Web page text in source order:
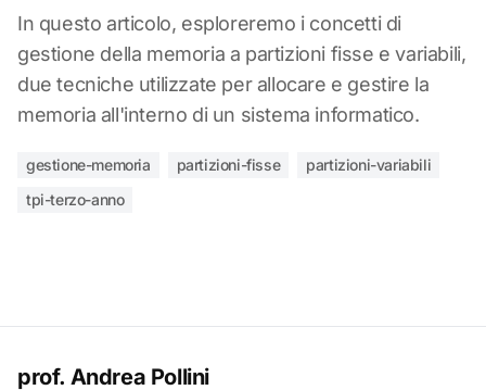
In questo articolo, esploreremo i concetti di
gestione della memoria a partizioni fisse e variabili,
due tecniche utilizzate per allocare e gestire la
memoria all'interno di un sistema informatico.
gestione-memoria partizioni-fisse
partizioni-variabili
tpi-terzo-anno
prof. Andrea Pollini